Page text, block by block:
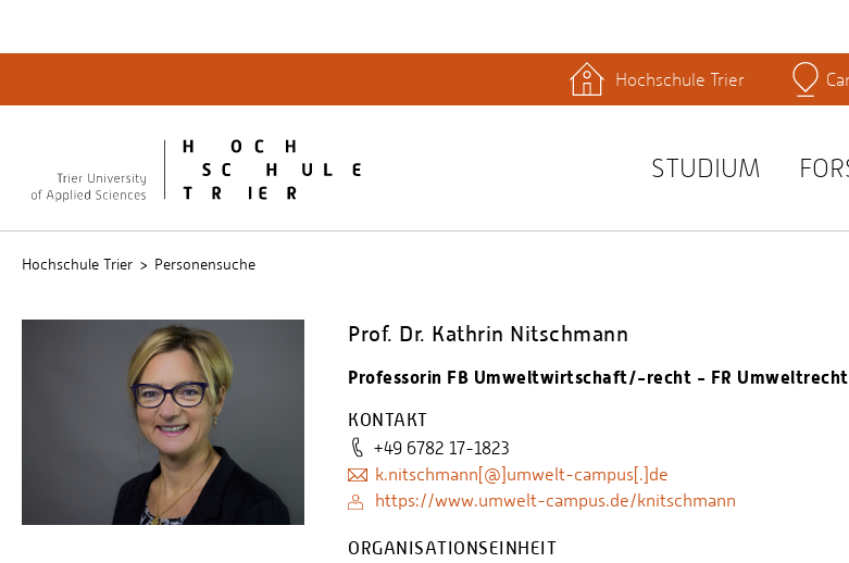
Hochschule Trier
STUDIUM
Hochschule Trier Personensuche
Prof. Dr. Kathrin Nitschmann
Professorin FB Umweltwirtschaft/-recht - FR Umweltrecht
KONTAKT
+49 6782 17-1823
k.nitschmann[@]umwelt-campus[.]de
https://www.umwelt-campus.de/knitschmann
ORGANISATIONSEINHEIT